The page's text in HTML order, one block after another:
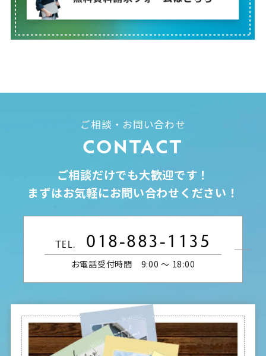
ご相談・お問い合わせ
CONTACT
ご相談だけでも大歓迎です！
まずはお気軽にお問い合わせください！
TEL. 018-883-1135
お電話受付時間 9:00 〜 18:00